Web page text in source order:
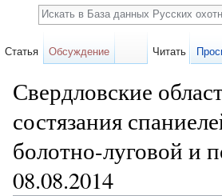
Свердловские
состязания
болотно-луговой и
08.08.2014
Статья Обсуждение Читать
Поиск